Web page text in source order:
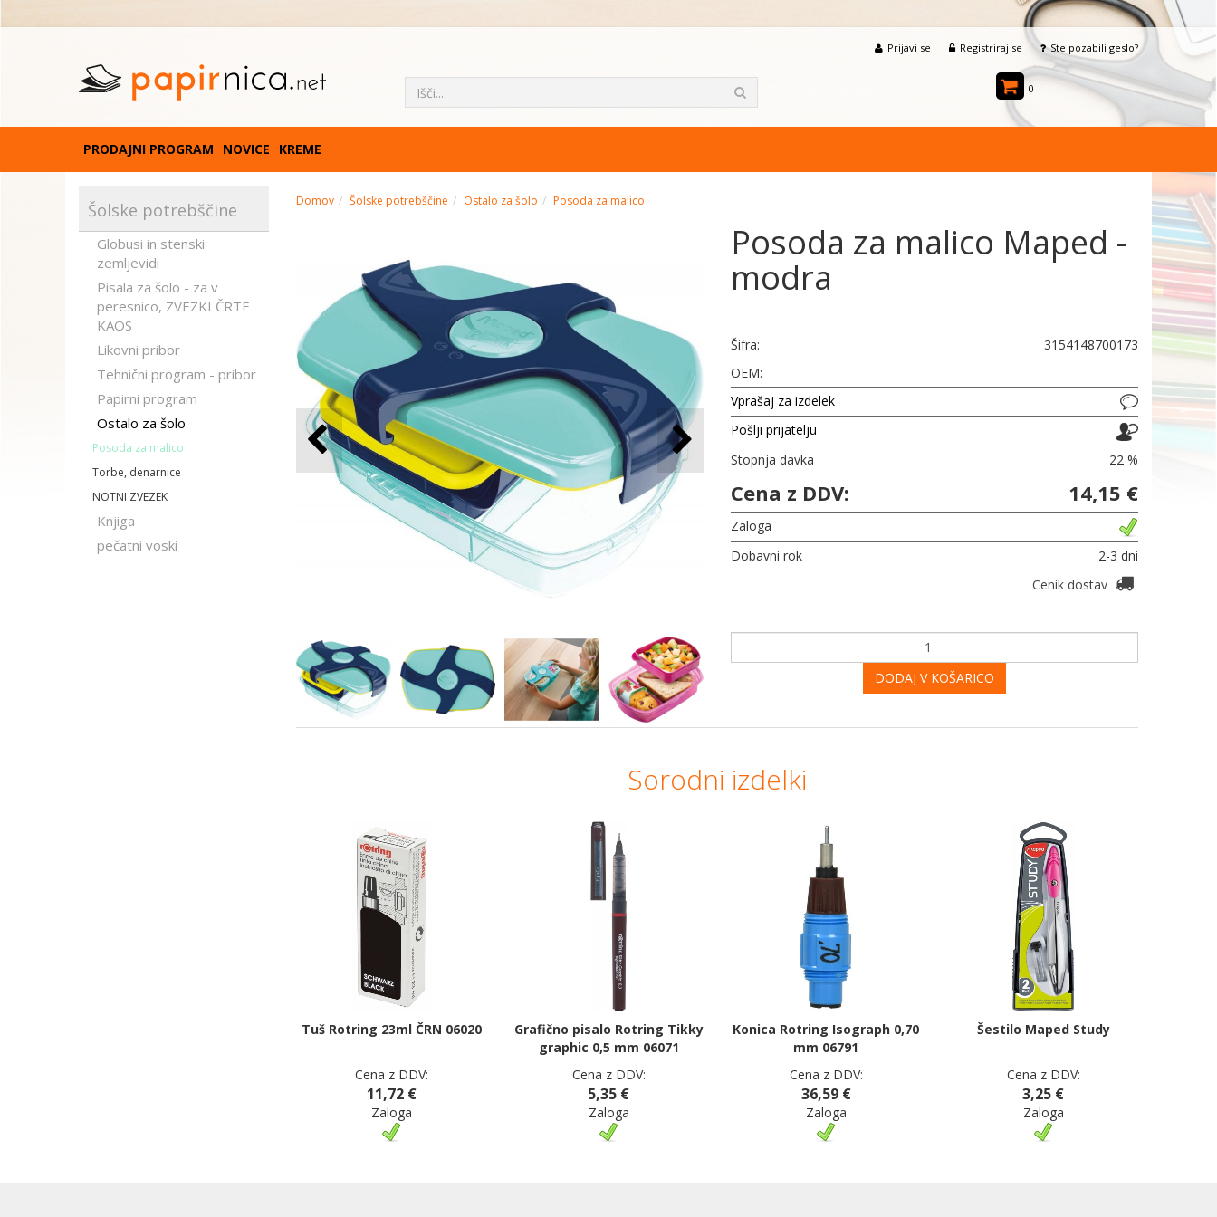
Prijavi se Registriraj se Ste pozabili geslo?
0
PRODAJNI PROGRAM NOVICE KREME
Šolske potrebščine
Globusi in stenski
zemljevidi
Pisala za šolo - za v
peresnico, ZVEZKI ČRTE
KAOS
Likovni pribor
Tehnični program - pribor
Papirni program
Ostalo za šolo
Posoda za malico
Torbe, denarnice
NOTNI ZVEZEK
Knjiga
pečatni voski
Domov Šolske potrebščine Ostalo za šolo Posoda za malico
Posoda za malico Maped -
modra
Šifra:
3154148700173
OEM:
Vprašaj za izdelek
Pošlji prijatelju
Stopnja davka
22 %
Cena z DDV: 14,15 €
Zaloga
Dobavni rok
2-3 dni
Cenik dostav
DODAJ V KOŠARICO
Sorodni izdelki
Tuš Rotring 23ml ČRN 06020
Cena z DDV:
11,72 €
Zaloga
Grafično pisalo Rotring Tikky
graphic 0,5 mm 06071
Cena z DDV:
5,35 €
Zaloga
Konica Rotring Isograph 0,70
mm 06791
Cena z DDV:
36,59 €
Zaloga
Šestilo Maped Study
Cena z DDV:
3,25 €
Zaloga